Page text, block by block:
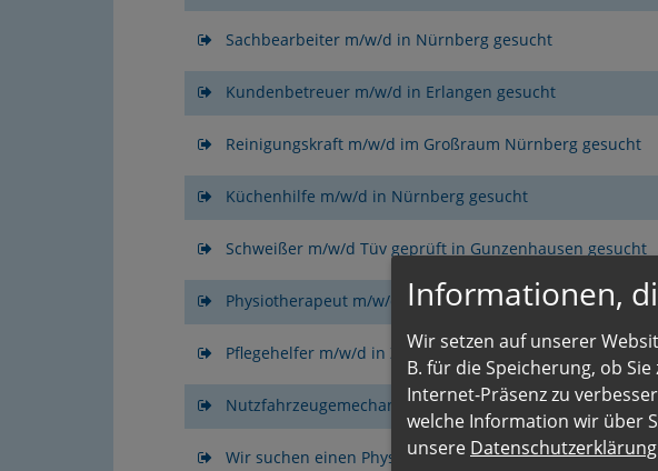
Sachbearbeiter m/w/d in Nürnberg gesucht
Kundenbetreuer m/w/d in Erlangen gesucht
Reinigungskraft m/w/d im Großraum Nürnberg gesucht
Küchenhilfe m/w/d in Nürnberg gesucht
Schweißer m/w/d Tüv geprüft in Gunzenhausen gesucht
Physiotherapeut m/w/d gesucht in Nürnberg
Pflegehelfer m/w/d in Zeitarbeit Nürnberg gesucht
Nutzfahrzeugemechaniker m/w/d in Nürnberg gesucht
Wir suchen einen Physiotherapeut m/w/d in Amberg in
Informationen,
Wir setzen auf unserer
B. für die Speicherung, ob
Internet-Präsenz zu
welche Information wir über
unsere Datenschutzerklärung